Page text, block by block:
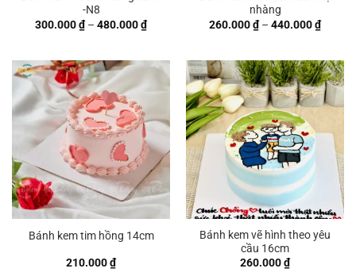
-N8
300.000₫ – 480.000₫Khoảng
giá:
đến
480.000 ₫
nhàng
260.000₫ – 440.000₫
giá:
đến
Bánh kem tim hồng 14cm
210.000₫
Bánh kem vẽ hình theo yêu
cầu 16cm
260.000₫